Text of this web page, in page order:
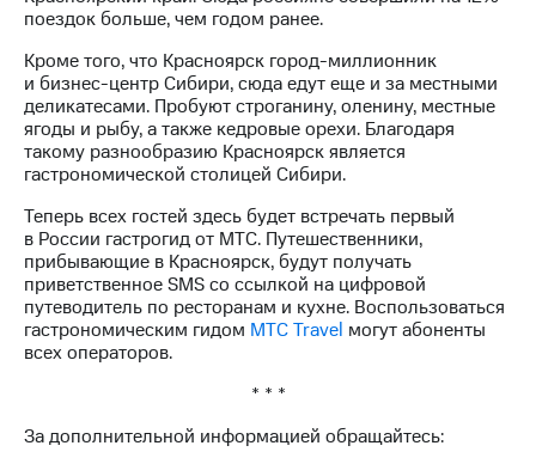
управление
Корпоративный
секретарь
Раскрытие
информации
Информация
акционерам
Документы
ПАО
"МТС"
Собрания
акционеров
Личный
кабинет
акционера
Контроль
поездок больше, чем годом ранее.
Кроме того, что Красноярск город-миллионник
и бизнес-центр Сибири, сюда едут еще и за местными
деликатесами. Пробуют строганину, оленину, местные
ягоды и рыбу, а также кедровые орехи. Благодаря
такому разнообразию Красноярск является
гастрономической столицей Сибири.
Теперь всех гостей здесь будет встречать первый
в России гастрогид от МТС. Путешественники,
прибывающие в Красноярск, будут получать
приветственное SMS со ссылкой на цифровой
путеводитель по ресторанам и кухне. Воспользоваться
гастрономическим гидом МТС Travel могут абоненты
всех операторов.
* * *
За дополнительной информацией обращайтесь: